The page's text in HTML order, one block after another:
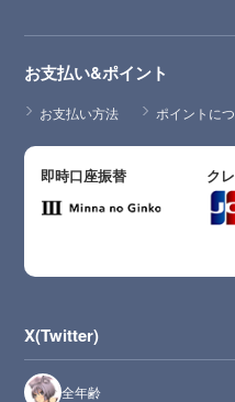
お支払い&ポイント
お支払い方法 ポイントに
即時口座振替 ク
X(Twitter)
全年齢